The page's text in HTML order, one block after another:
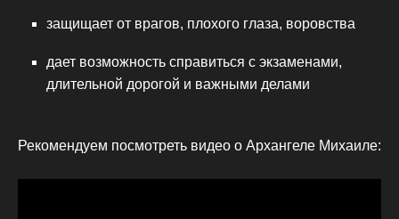
защищает от врагов, плохого глаза, воровства
дает возможность справиться с экзаменами,
длительной дорогой и важными делами
Рекомендуем посмотреть видео о Архангеле Михаиле: